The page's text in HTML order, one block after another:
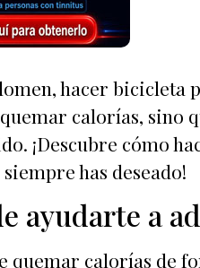
hacer bicicleta
calorías, sino
¡Descubre cómo
has deseado!
ayudarte a
calorías de